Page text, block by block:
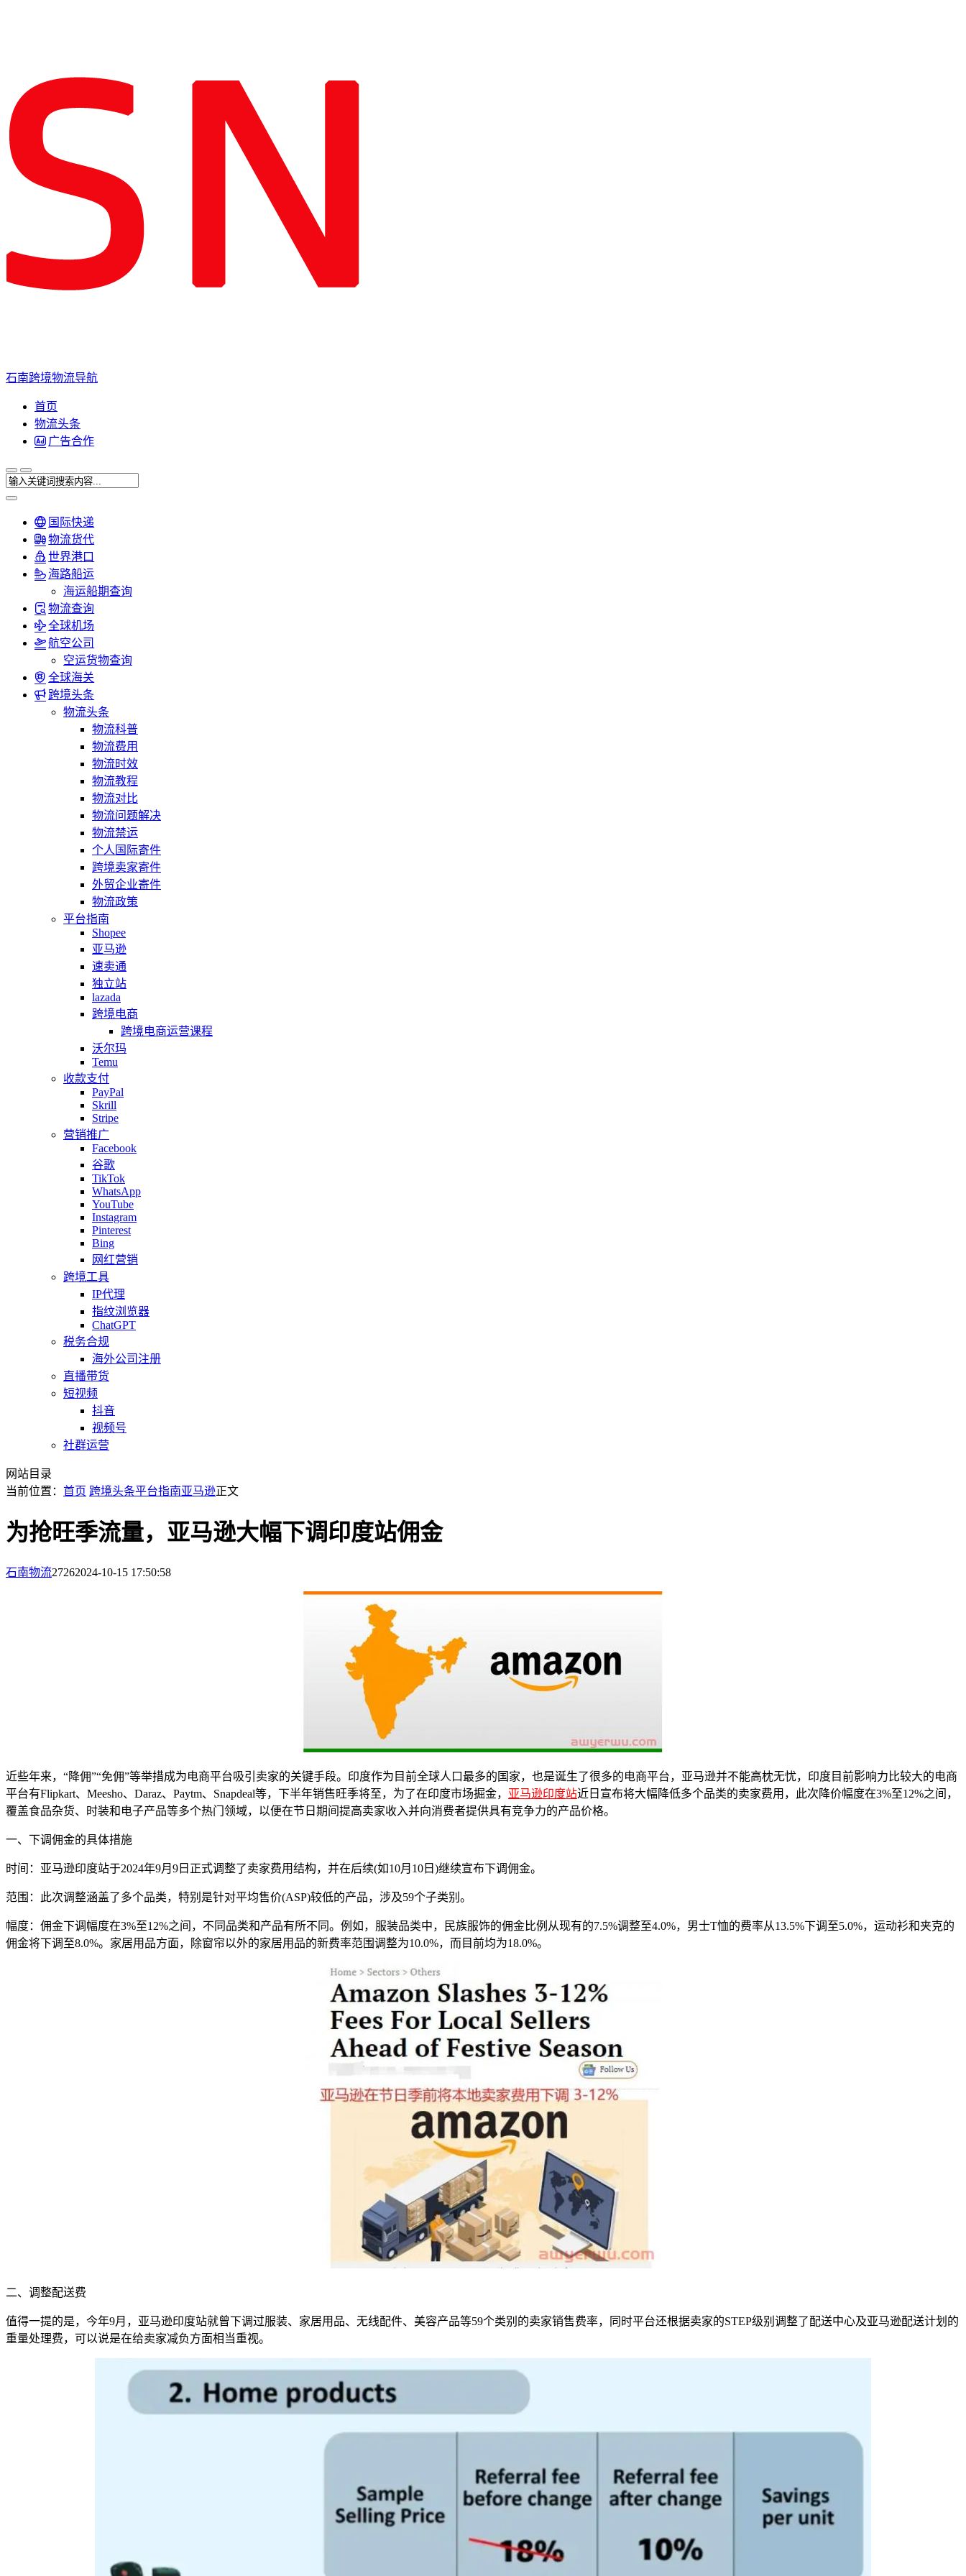
石南跨境物流导航
首页
物流头条
广告合作
国际快递
物流货代
世界港口
海路船运
海运船期查询
物流查询
全球机场
航空公司
空运货物查询
全球海关
跨境头条
物流头条
物流科普
物流费用
物流时效
物流教程
物流对比
物流问题解决
物流禁运
个人国际寄件
跨境卖家寄件
外贸企业寄件
物流政策
平台指南
Shopee
亚马逊
速卖通
独立站
lazada
跨境电商
跨境电商运营课程
沃尔玛
Temu
收款支付
PayPal
Skrill
Stripe
营销推广
Facebook
谷歌
TikTok
WhatsApp
YouTube
Instagram
Pinterest
Bing
网红营销
跨境工具
IP代理
指纹浏览器
ChatGPT
税务合规
海外公司注册
直播带货
短视频
抖音
视频号
社群运营
网站目录
当前位置： 首页 跨境头条平台指南亚马逊正文
为抢旺季流量，亚马逊大幅下调印度站佣金
石南物流27262024-10-15 17:50:58
近些年来，“降佣”“免佣”等举措成为电商平台吸引卖家的关键手段。印度作为目前全球人口最多的国家，也是诞生了很多的电商平台，亚马逊并不能高枕无忧，印度目前影响力比较大的电商
平台有Flipkart、Meesho、Daraz、Paytm、Snapdeal等，下半年销售旺季将至，为了在印度市场掘金， 亚马逊印度站近日宣布将大幅降低多个品类的卖家费用，此次降价幅度在3%至12%之间，
覆盖食品杂货、时装和电子产品等多个热门领域，以便在节日期间提高卖家收入并向消费者提供具有竞争力的产品价格。
一、下调佣金的具体措施
时间：亚马逊印度站于2024年9月9日正式调整了卖家费用结构，并在后续(如10月10日)继续宣布下调佣金。
范围：此次调整涵盖了多个品类，特别是针对平均售价(ASP)较低的产品，涉及59个子类别。
幅度：佣金下调幅度在3%至12%之间，不同品类和产品有所不同。例如，服装品类中，民族服饰的佣金比例从现有的7.5%调整至4.0%，男士T恤的费率从13.5%下调至5.0%，运动衫和夹克的
佣金将下调至8.0%。家居用品方面，除窗帘以外的家居用品的新费率范围调整为10.0%，而目前均为18.0%。
二、调整配送费
值得一提的是，今年9月，亚马逊印度站就曾下调过服装、家居用品、无线配件、美容产品等59个类别的卖家销售费率，同时平台还根据卖家的STEP级别调整了配送中心及亚马逊配送计划的
重量处理费，可以说是在给卖家减负方面相当重视。